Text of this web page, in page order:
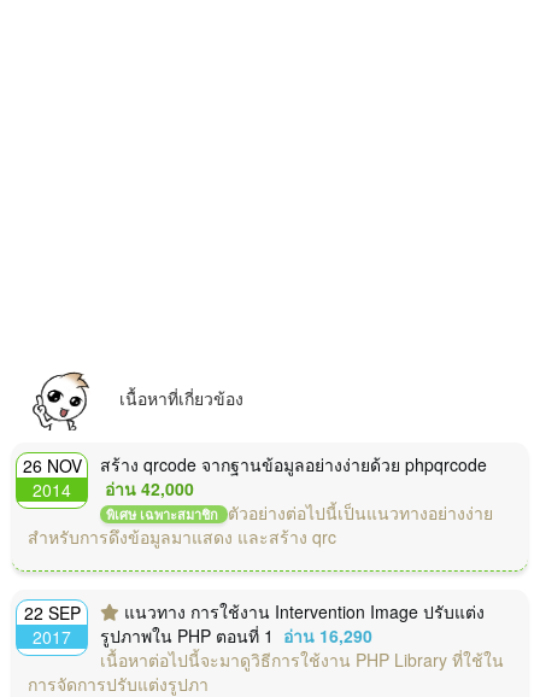
เนื้อหาที่เกี่ยวข้อง
26 NOV
2014
สร้าง qrcode จากฐานข้อมูลอย่างง่ายด้วย phpqrcode
อ่าน 42,000
พิเศษ เฉพาะสมาชิก ตัวอย่างต่อไปนี้เป็นแนวทางอย่างง่าย
สำหรับการดึงข้อมูลมาแสดง และสร้าง qrc
22 SEP
2017
แนวทาง การใช้งาน Intervention Image ปรับแต่ง
รูปภาพใน PHP ตอนที่ 1 อ่าน 16,290
เนื้อหาต่อไปนี้จะมาดูวิธีการใช้งาน PHP Library ที่ใช้ใน
การจัดการปรับแต่งรูปภา